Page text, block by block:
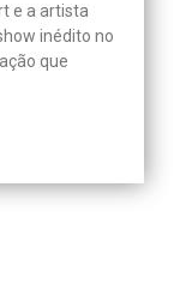
e a artista
inédito no
que